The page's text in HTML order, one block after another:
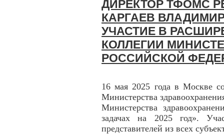
ДИРЕКТОР ТФОМС
КАРГАЕВ
УЧАСТИЕ В
КОЛЛЕГИИ
РОССИЙСКОЙ
16 мая 2025 года в Москве
Министерства
Министерства
задачах на 2025 год».
представителей из всех